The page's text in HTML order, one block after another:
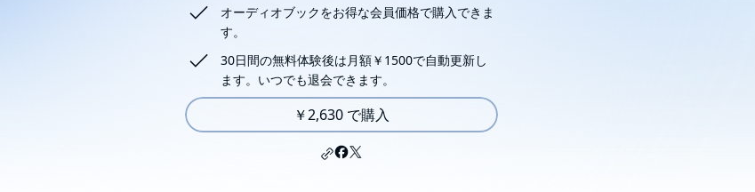
オーディオブックをお得な会員価格で購入できま
す。
30日間の無料体験後は月額￥1500で自動更新し
ます。いつでも退会できます。
￥2,630 で購入